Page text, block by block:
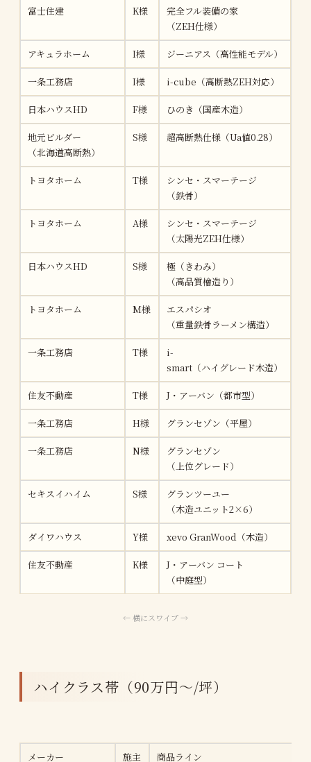
富士住建 K様
完全フル装備の家
（ZEH仕様）
アキュラホーム I様 ジーニアス（高性能モデル）
一条工務店 I様 i-cube（高断熱ZEH対応）
日本ハウスHD F様 ひのき（国産木造）
地元ビルダー
（北海道高断熱）
S様 超高断熱仕様（Ua値0.28）
トヨタホーム T様
シンセ・スマーテージ
（鉄骨）
トヨタホーム A様
シンセ・スマーテージ
（太陽光ZEH仕様）
日本ハウスHD S様
極（きわみ）
（高品質檜造り）
トヨタホーム M様
エスパシオ
（重量鉄骨ラーメン構造）
一条工務店 T様
i-
smart（ハイグレード木造）
住友不動産 T様 J・アーバン（都市型）
一条工務店 H様 グランセゾン（平屋）
一条工務店 N様
グランセゾン
（上位グレード）
セキスイハイム S様
グランツーユー
（木造ユニット2×6）
ダイワハウス Y様 xevo GranWood（木造）
住友不動産 K様
J・アーバン コート
（中庭型）
ハイクラス帯（90万円〜/坪）
メーカー 施主 商品ライン